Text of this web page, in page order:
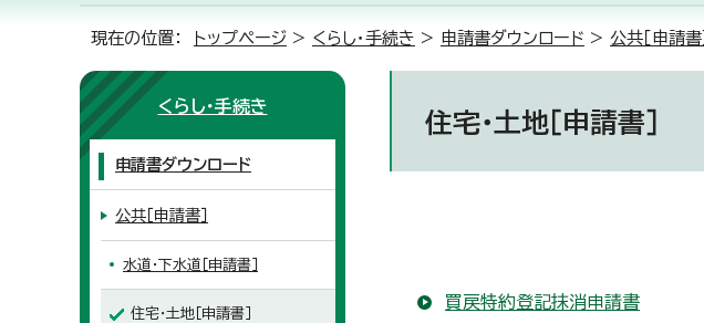
現在の位置： トップページ > くらし・手続き > 申請書ダウンロード > 公共［申請書］
住宅・土地［申請書］
買戻特約登記抹消申請書
くらし・手続き
申請書ダウンロード
公共［申請書］
水道・下水道［申請書］
住宅・土地［申請書］